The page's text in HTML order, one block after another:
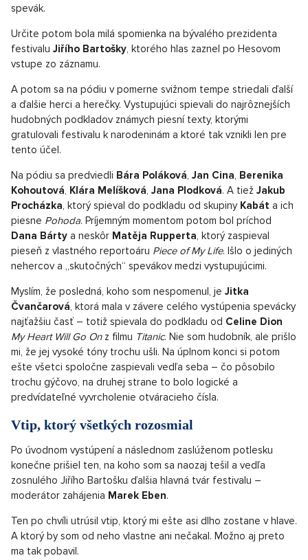
spevák.
Určite potom bola milá spomienka na bývalého prezidenta
festivalu Jiřího Bartošky, ktorého hlas zaznel po Hesovom
vstupe zo záznamu.
A potom sa na pódiu v pomerne svižnom tempe striedali ďalší
a ďalšie herci a herečky. Vystupujúci spievali do najrôznejších
hudobných podkladov známych piesní texty, ktorými
gratulovali festivalu k narodeninám a ktoré tak vznikli len pre
tento účel.
Na pódiu sa predviedli Bára Poláková, Jan Cina, Berenika
Kohoutová, Klára Melíšková, Jana Plodková. A tiež Jakub
Procházka, ktorý spieval do podkladu od skupiny Kabát a ich
piesne Pohoda. Príjemným momentom potom bol príchod
Dana Bárty a neskôr Matěja Rupperta, ktorý zaspieval
pieseň z vlastného reportoáru Piece of My Life. Išlo o jediných
nehercov a „skutočných“ spevákov medzi vystupujúcimi.
Myslím, že posledná, koho som nespomenul, je Jitka
Čvančarová, ktorá mala v závere celého vystúpenia spevácky
najťažšiu časť – totiž spievala do podkladu od Celine Dion
My Heart Will Go On z filmu Titanic. Nie som hudobník, ale prišlo
mi, že jej vysoké tóny trochu ušli. Na úplnom konci si potom
ešte všetci spoločne zaspievali vedľa seba – čo pôsobilo
trochu gýčovo, na druhej strane to bolo logické a
predvídateľné vyvrcholenie otváracieho čísla.
Vtip, ktorý všetkých rozosmial
Po úvodnom vystúpení a následnom zaslúženom potlesku
konečne prišiel ten, na koho som sa naozaj tešil a vedľa
zosnulého Jiřího Bartošku ďalšia hlavná tvár festivalu –
moderátor zahájenia Marek Eben.
Ten po chvíli utrúsil vtip, ktorý mi ešte asi dlho zostane v hlave.
A ktorý by som od neho vlastne ani nečakal. Možno aj preto
ma tak pobavil.